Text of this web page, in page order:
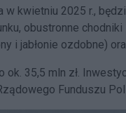
w kwietniu 2025 r.,
obustronne
i jabłonie ozdobne)
ok. 35,5 mln zł.
Funduszu